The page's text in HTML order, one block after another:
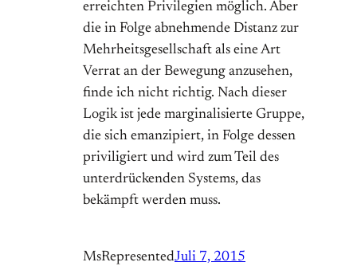
erreichten Privilegien möglich. Aber
die in Folge abnehmende Distanz zur
Mehrheitsgesellschaft als eine Art
Verrat an der Bewegung anzusehen,
finde ich nicht richtig. Nach dieser
Logik ist jede marginalisierte Gruppe,
die sich emanzipiert, in Folge dessen
priviligiert und wird zum Teil des
unterdrückenden Systems, das
bekämpft werden muss.
MsRepresentedJuli 7, 2015